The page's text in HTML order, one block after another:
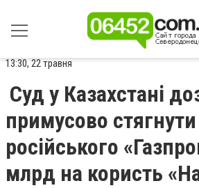
13:30, 22 травня
Суд у Казахстані
примусово
російського
млрд на користь